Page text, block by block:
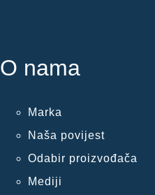
O nama
Marka
Naša povijest
Odabir proizvođača
Mediji